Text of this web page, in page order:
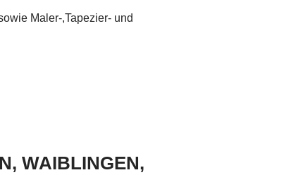
Maler-,Tapezier- und
WAIBLINGEN,